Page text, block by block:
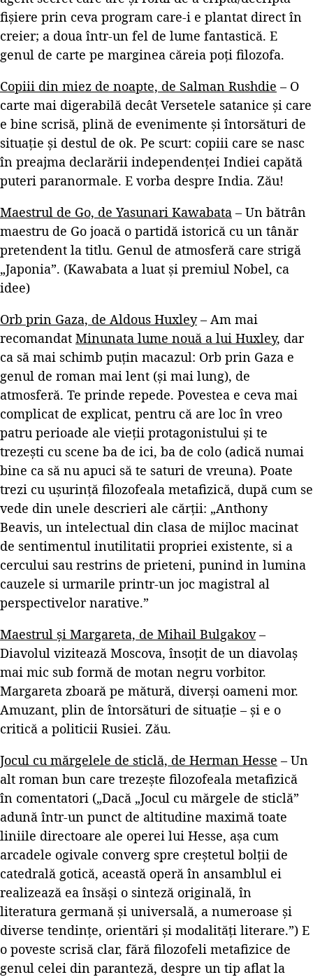
fișiere prin ceva program care-i e plantat direct în
creier; a doua într-un fel de lume fantastică. E
genul de carte pe marginea căreia poți filozofa.
Copiii din miez de noapte, de Salman Rushdie – O
carte mai digerabilă decât Versetele satanice și care
e bine scrisă, plină de evenimente și întorsături de
situație și destul de ok. Pe scurt: copiii care se nasc
în preajma declarării independenței Indiei capătă
puteri paranormale. E vorba despre India. Zău!
Maestrul de Go, de Yasunari Kawabata – Un bătrân
maestru de Go joacă o partidă istorică cu un tânăr
pretendent la titlu. Genul de atmosferă care strigă
„Japonia”. (Kawabata a luat și premiul Nobel, ca
idee)
Orb prin Gaza, de Aldous Huxley– Am mai
recomandat Minunata lume nouă a lui Huxley, dar
ca să mai schimb puțin macazul: Orb prin Gaza e
genul de roman mai lent (și mai lung), de
atmosferă. Te prinde repede. Povestea e ceva mai
complicat de explicat, pentru că are loc în vreo
patru perioade ale vieții protagonistului și te
trezești cu scene ba de ici, ba de colo (adică numai
bine ca să nu apuci să te saturi de vreuna). Poate
trezi cu ușurință filozofeala metafizică, după cum se
vede din unele descrieri ale cărții: „Anthony
Beavis, un intelectual din clasa de mijloc macinat
de sentimentul inutilitatii propriei existente, si a
cercului sau restrins de prieteni, punind in lumina
cauzele si urmarile printr‑un joc magistral al
perspectivelor narative.”
Maestrul și Margareta, de Mihail Bulgakov–
Diavolul vizitează Moscova, însoțit de un diavolaș
mai mic sub formă de motan negru vorbitor.
Margareta zboară pe mătură, diverși oameni mor.
Amuzant, plin de întorsături de situație – și e o
critică a politicii Rusiei. Zău.
Jocul cu mărgelele de sticlă, de Herman Hesse – Un
alt roman bun care trezește filozofeala metafizică
în comentatori („Dacă „Jocul cu mărgele de sticlă”
adună într-un punct de altitudine maximă toate
liniile directoare ale operei lui Hesse, aşa cum
arcadele ogivale converg spre creştetul bolţii de
catedrală gotică, această operă în ansamblul ei
realizează ea însăşi o sinteză originală, în
literatura germană şi universală, a numeroase şi
diverse tendinţe, orientări şi modalităţi literare.”) E
o poveste scrisă clar, fără filozofeli metafizice de
genul celei din paranteză, despre un tip aflat la